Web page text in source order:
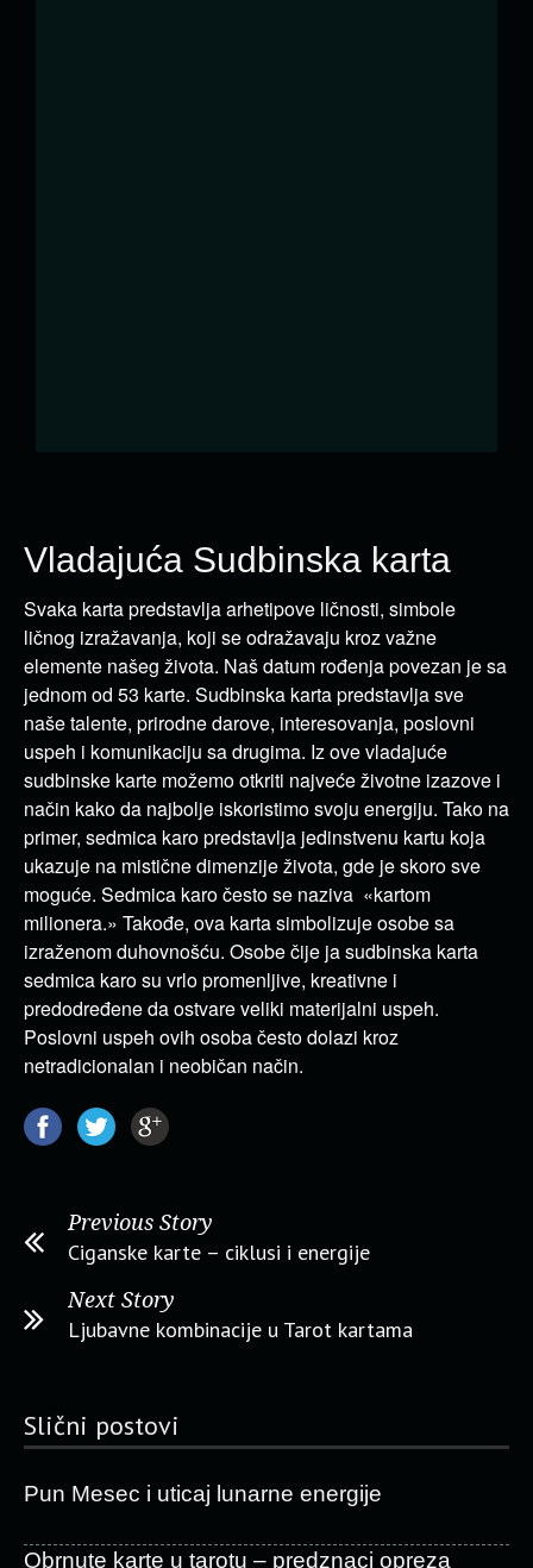
Vladajuća Sudbinska karta
Svaka karta predstavlja arhetipove ličnosti, simbole
ličnog izražavanja, koji se odražavaju kroz važne
elemente našeg života. Naš datum rođenja povezan je sa
jednom od 53 karte. Sudbinska karta predstavlja sve
naše talente, prirodne darove, interesovanja, poslovni
uspeh i komunikaciju sa drugima. Iz ove vladajuće
sudbinske karte možemo otkriti najveće životne izazove i
način kako da najbolje iskoristimo svoju energiju. Tako na
primer, sedmica karo predstavlja jedinstvenu kartu koja
ukazuje na mistične dimenzije života, gde je skoro sve
moguće. Sedmica karo često se naziva «kartom
milionera.» Takođe, ova karta simbolizuje osobe sa
izraženom duhovnošću. Osobe čije ja sudbinska karta
sedmica karo su vrlo promenljive, kreativne i
predodređene da ostvare veliki materijalni uspeh.
Poslovni uspeh ovih osoba često dolazi kroz
netradicionalan i neobičan način.
Previous Story
Ciganske karte – ciklusi i energije
Next Story
Ljubavne kombinacije u Tarot kartama
Slični postovi
Pun Mesec i uticaj lunarne energije
Obrnute karte u tarotu – predznaci opreza